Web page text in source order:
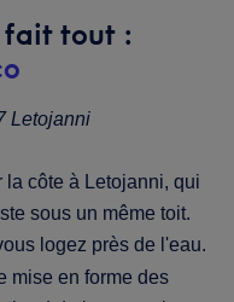
fait tout :
Letojanni
la côte à Letojanni, qui
sous un même toit.
logez près de l'eau.
mise en forme des